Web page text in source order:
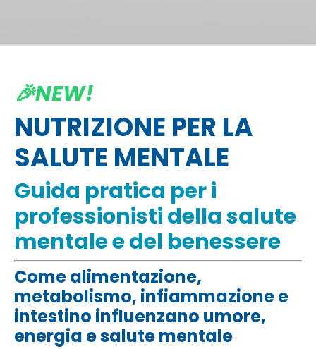
🎉NEW!
NUTRIZIONE PER LA
SALUTE MENTALE
Guida pratica per i
professionisti della salute
mentale e del benessere
Come alimentazione,
metabolismo, infiammazione e
intestino influenzano umore,
energia e salute mentale